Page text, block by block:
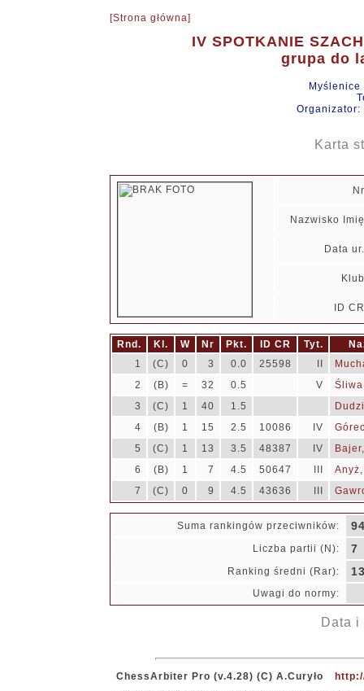
[Strona główna]
IV SPOTKANIE
grupa do
Organizator:
Karta
Nr
Nazwisko Imię
Data ur.
Klub
ID CR
Rnd. Kl. W Nr Pkt. ID CR Tyt.
1
(C) 0 3 0.0 25598
2
(B) = 32 0.5 V
3
(C) 1 40 1.5
4
(B) 1 15 2.5 10086 IV
5
(C) 1 13 3.5 48387 IV
6
(B) 1 7 4.5 50647
7
(C) 0 9 4.5 43636
Suma rankingów przeciwników:
Liczba partii (N): 7
Ranking średni (Rar):
Uwagi do normy:
Data
ChessArbiter Pro (v.4.28) (C) A.Curyło